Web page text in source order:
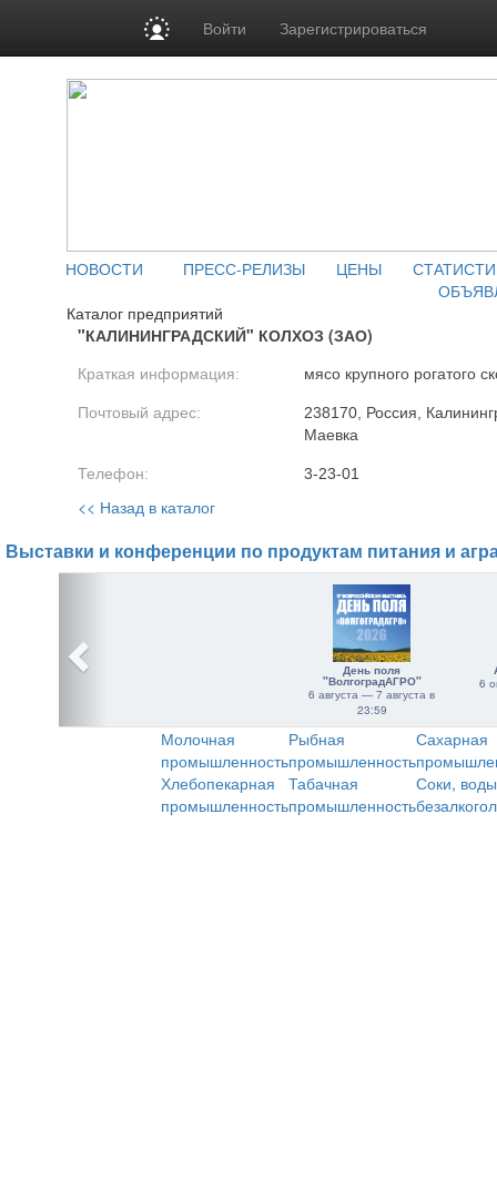
Войти Зарегистрироваться
НОВОСТИ ПРЕСС-РЕЛИЗЫ ЦЕНЫ
Каталог предприятий
"КАЛИНИНГРАДСКИЙ" КОЛХОЗ (ЗАО)
Краткая информация: мясо крупного рогатого
Почтовый адрес:
238170, Россия,
Маевка
Телефон: 3-23-01
<< Назад в каталог
Выставки и конференции по продуктам питания и
День поля
"ВолгоградАГРО"
6 августа — 7 августа в
23:59
6
Молочная
промышленность
Рыбная
промышленность
Сахарная
Хлебопекарная
промышленность
Табачная
промышленность
Соки,